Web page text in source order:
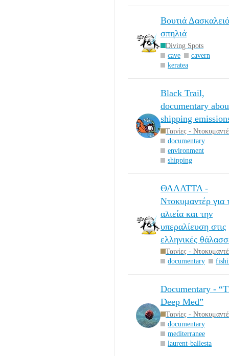
Βουτιά
σπηλιά
Diving Spots
cave
cavern
keratea
Black Trail,
documentary
shipping
Ταινίες -
documentary
environment
shipping
ΘΑΛΑΤΤΑ -
Ντοκυμαντέρ για
αλιεία και την
υπεραλίευση στις
ελληνικές
Ταινίες -
documentary
Documentary -
Deep Med”
Ταινίες -
documentary
mediterranee
laurent-ballesta